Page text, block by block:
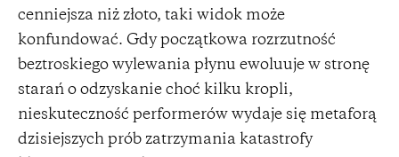
cenniejsza niż złoto, taki widok może
konfundować. Gdy początkowa rozrzutność
beztroskiego wylewania płynu ewoluuje w stronę
starań o odzyskanie choć kilku kropli,
nieskuteczność performerów wydaje się metaforą
dzisiejszych prób zatrzymania katastrofy